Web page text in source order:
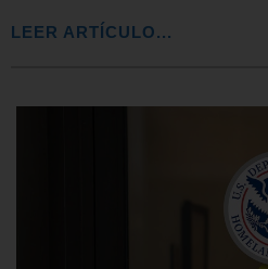
LEER ARTÍCULO...